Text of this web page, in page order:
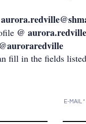
@ aurora.redville
@auroraredville
fill in the fields
E-MAIL